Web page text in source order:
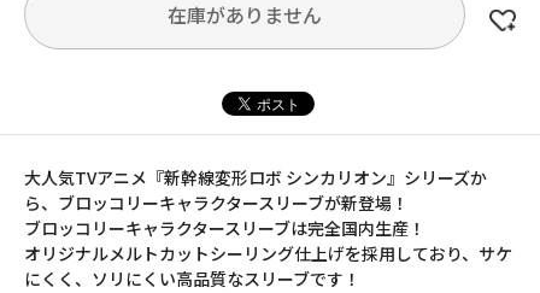
在庫がありません
大人気TVアニメ『新幹線変形ロボ シンカリオン』シリーズか
ら、ブロッコリーキャラクタースリーブが新登場！
ブロッコリーキャラクタースリーブは完全国内生産！
オリジナルメルトカットシーリング仕上げを採用しており、サケ
にくく、ソリにくい高品質なスリーブです！